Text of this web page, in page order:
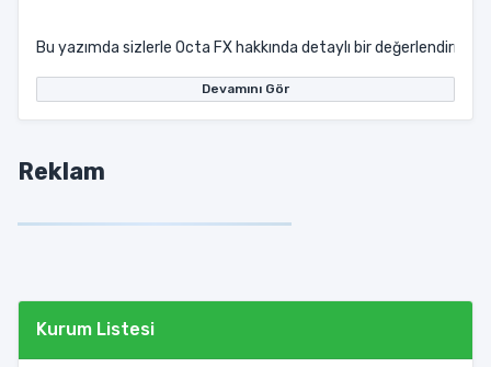
Bu yazımda sizlerle Octa FX hakkında detaylı bir
Devamını Gör
Reklam
Kurum Listesi